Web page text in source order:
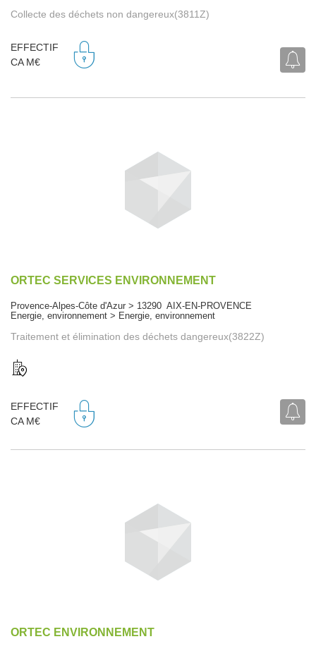
Collecte des déchets non dangereux(3811Z)
EFFECTIF
CA M€
ORTEC SERVICES ENVIRONNEMENT
Provence-Alpes-Côte d'Azur > 13290 AIX-EN-PROVENCE
Energie, environnement > Energie, environnement
Traitement et élimination des déchets dangereux(3822Z)
EFFECTIF
CA M€
ORTEC ENVIRONNEMENT